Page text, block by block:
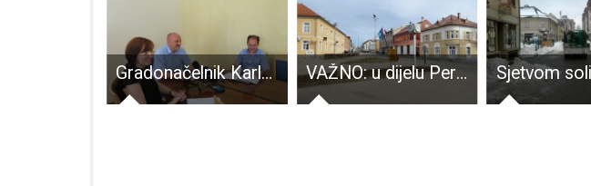
Gradonačelnik Karlo Starčević o stanju gradskog proračuna VAŽNO: u dijelu Perušića u tijeku su katastarske izmjere